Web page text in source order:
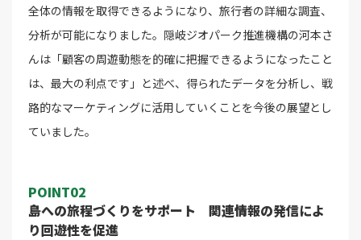
全体の情報を取得できるようになり、旅行者の詳細な調査、
分析が可能になりました。隠岐ジオパーク推進機構の河本さ
んは「顧客の周遊動態を的確に把握できるようになったこと
は、最大の利点です」と述べ、得られたデータを分析し、戦
路的なマーケティングに活用していくことを今後の展望とし
ていました。
POINT02
島への旅程づくりをサポート 関連情報の発信によ
り回遊性を促進